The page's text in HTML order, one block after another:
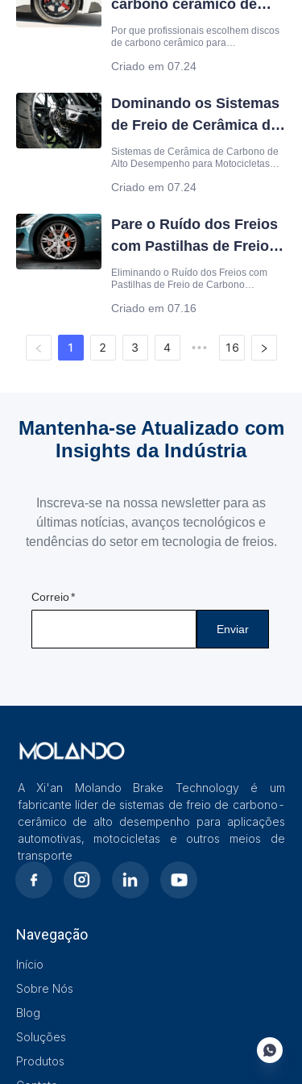
sólidos para a sua frota ou linha de
carbono cerâmico de
alto desempenho
Por que profissionais escolhem discos
de carbono cerâmico para
corrida profissionais exigem
frequentemente sofrem desgaste de
pista. É aqui que os discos de carbono
Criado em 07.24
Dominando os Sistemas
de Freio de Cerâmica de
Carbono para
Motocicletas
Sistemas de Cerâmica de Carbono de
Alto Desempenho para Motocicletas
que a eficiência de frenagem define o
sistema de cerâmica de carbono, você
moto
Criado em 07.24
Pare o Ruído dos Freios
com Pastilhas de Freio
de Carbono de Alto
Desempenho
Eliminando o Ruído dos Freios com
Pastilhas de Freio de Carbono
dor de cabeça persistente para
desempenho. Além do simples
incômodo de um chiado agudo, o atrito
audível indica dissipação ineficiente de
Criado em 07.16
1 2 3 4 ••• 16
Mantenha-se Atualizado com
Insights da Indústria
Inscreva-se na nossa newsletter para as
últimas notícias, avanços tecnológicos e
tendências do setor em tecnologia de freios.
Correio
Enviar
A Xi'an Molando Brake Technology é um
fabricante líder de sistemas de freio de carbono-
cerâmico de alto desempenho para aplicações
automotivas, motocicletas e outros meios de
transporte
Navegação
Início
Sobre Nós
Blog
Soluções
Produtos